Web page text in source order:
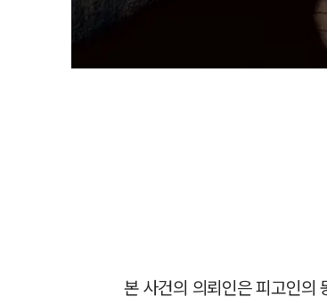
본 사건의 의뢰인은 피고인의